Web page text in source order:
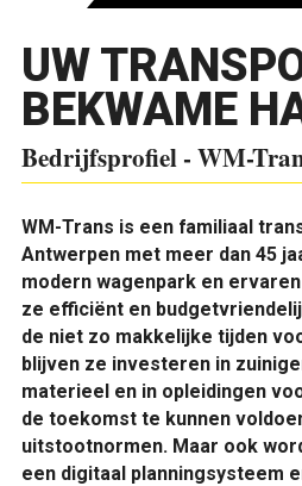
UW
BEKWAME
Bedrijfsprofiel - WM-
WM-Trans is een familiaal
Antwerpen met meer dan 45
modern wagenpark en
ze efficiënt en
de niet zo makkelijke tijden
blijven ze investeren in
materieel en in opleidingen
de toekomst te kunnen
uitstootnormen. Maar ook
een digitaal planningsysteem